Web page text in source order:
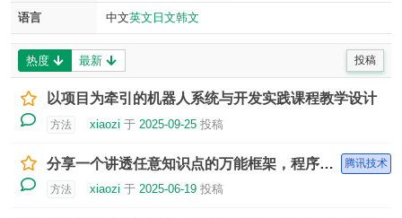
语言 中文英文 日文韩文
热度 最新 投稿
以项目为牵引的机器人系统与开发实践课程教学设计
方法 xiaozi 于 2025-09-25 投稿
分享一个讲透任意知识点的万能框架，程序员提升个人技术影响力必备！ 腾讯技术
方法 xiaozi 于 2025-06-19 投稿